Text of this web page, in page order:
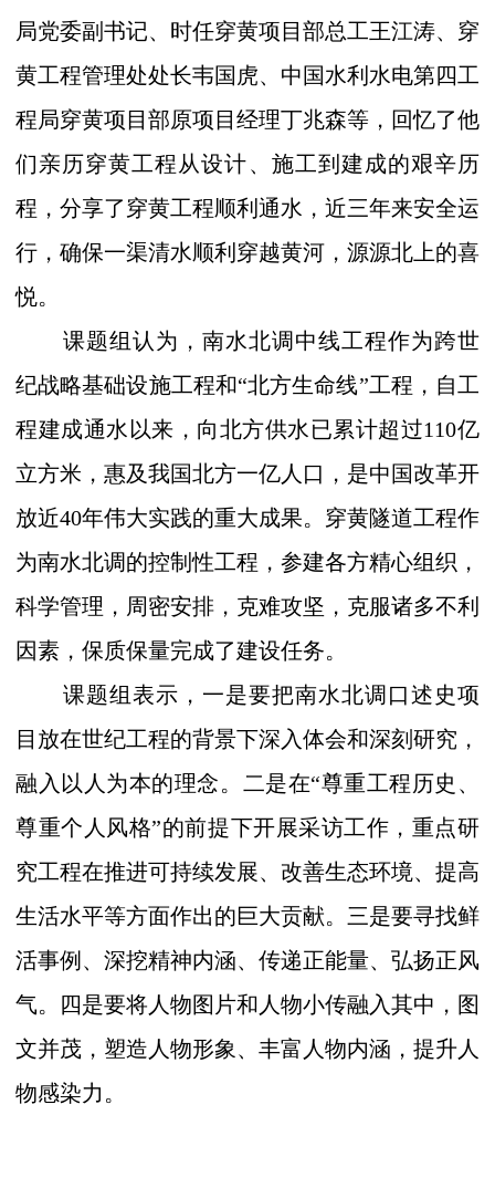
局党委副书记、时任穿黄项目部总工王江涛、穿
黄工程管理处处长韦国虎、中国水利水电第四工
程局穿黄项目部原项目经理丁兆森等，回忆了他
们亲历穿黄工程从设计、施工到建成的艰辛历
程，分享了穿黄工程顺利通水，近三年来安全运
行，确保一渠清水顺利穿越黄河，源源北上的喜
悦。
课题组认为，南水北调中线工程作为跨世
纪战略基础设施工程和“北方生命线”工程，自工
程建成通水以来，向北方供水已累计超过110亿
立方米，惠及我国北方一亿人口，是中国改革开
放近40年伟大实践的重大成果。穿黄隧道工程作
为南水北调的控制性工程，参建各方精心组织，
科学管理，周密安排，克难攻坚，克服诸多不利
因素，保质保量完成了建设任务。
课题组表示，一是要把南水北调口述史项
目放在世纪工程的背景下深入体会和深刻研究，
融入以人为本的理念。二是在“尊重工程历史、
尊重个人风格”的前提下开展采访工作，重点研
究工程在推进可持续发展、改善生态环境、提高
生活水平等方面作出的巨大贡献。三是要寻找鲜
活事例、深挖精神内涵、传递正能量、弘扬正风
气。四是要将人物图片和人物小传融入其中，图
文并茂，塑造人物形象、丰富人物内涵，提升人
物感染力。